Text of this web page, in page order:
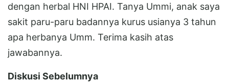
dengan herbal HNI HPAI. Tanya Ummi, anak saya
sakit paru-paru badannya kurus usianya 3 tahun
apa herbanya Umm. Terima kasih atas
jawabannya.
Diskusi Sebelumnya